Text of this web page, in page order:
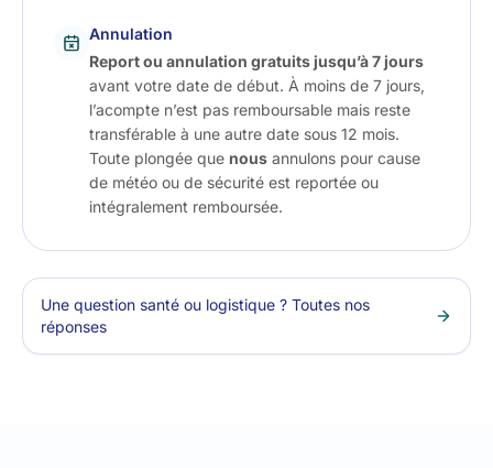
Annulation
Report ou annulation gratuits jusqu’à 7 jours
avant votre date de début. À moins de 7 jours,
l’acompte n’est pas remboursable mais reste
transférable à une autre date sous 12 mois.
Toute plongée que nous annulons pour cause
de météo ou de sécurité est reportée ou
intégralement remboursée.
Une question santé ou logistique ? Toutes nos
réponses